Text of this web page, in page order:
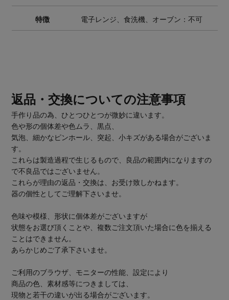
特徴 電子レンジ、食洗機、オーブン：不可
返品・交換についての注意事項
手作り品の為、ひとつひとつが微妙に違います。
色や形の個体差や色ムラ、黒点、
気泡、細かなピンホール、突起、小キズがある場合がございま
す。
これらは製造過程で生じるもので、良品の範囲内になりますの
で不良品ではございません。
これらが理由の返品・交換は、お受け致しかねます。
器の個性としてご理解下さいませ。
色味や模様、形状に個体差がございますが
状態をお選び頂くことや、複数ご注文頂いた場合に色を揃える
ことはできません。
あらかじめご了承下さいませ。
ご利用のブラウザ、モニターの性能、設定により
商品の色、素材感等につきましては、
現物と若干の違いが出る場合がございます。